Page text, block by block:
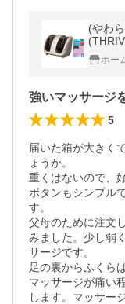
(やわ
ー（ラ
ホー
強いマッサージ
5
届いた箱が大きく
ょうか。
重くはないので、
ボタンもシンプル
す。
父母のために注文
みました。少し弱
サージです。
足の裏からふくら
マッサージが痛い
します。マッサー